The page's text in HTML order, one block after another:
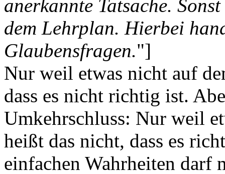
anerkannte Tatsache.
dem Lehrplan. Hierbei
Glaubensfragen."]
Nur weil etwas nicht auf
dass es nicht richtig ist.
Umkehrschluss: Nur weil
heißt das nicht, dass es
einfachen Wahrheiten darf